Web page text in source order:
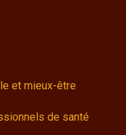
et mieux-être
de santé